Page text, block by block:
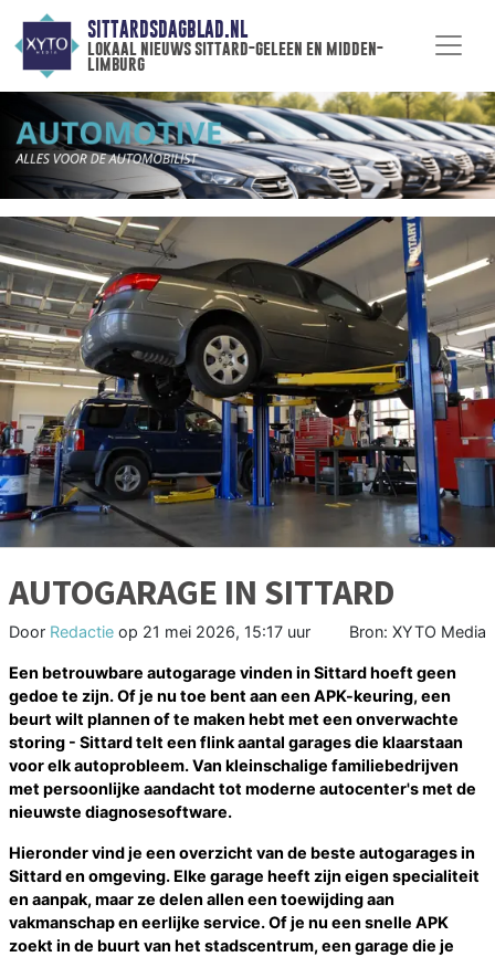
SITTARDSDAGBLAD.NL
lokaal nieuws sittard-geleen en midden-
limburg
AUTOGARAGE IN SITTARD
Door Redactie op 21 mei 2026, 15:17 uur Bron: XYTO Media
Een betrouwbare autogarage vinden in Sittard hoeft geen
gedoe te zijn. Of je nu toe bent aan een APK-keuring, een
beurt wilt plannen of te maken hebt met een onverwachte
storing - Sittard telt een flink aantal garages die klaarstaan
voor elk autoprobleem. Van kleinschalige familiebedrijven
met persoonlijke aandacht tot moderne autocenter's met de
nieuwste diagnosesoftware.
Hieronder vind je een overzicht van de beste autogarages in
Sittard en omgeving. Elke garage heeft zijn eigen specialiteit
en aanpak, maar ze delen allen een toewijding aan
vakmanschap en eerlijke service. Of je nu een snelle APK
zoekt in de buurt van het stadscentrum, een garage die je